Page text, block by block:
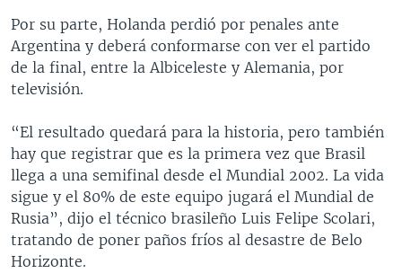
Por su parte, Holanda perdió por penales ante
Argentina y deberá conformarse con ver el partido
de la final, entre la Albiceleste y Alemania, por
televisión.
“El resultado quedará para la historia, pero también
hay que registrar que es la primera vez que Brasil
llega a una semifinal desde el Mundial 2002. La vida
sigue y el 80% de este equipo jugará el Mundial de
Rusia”, dijo el técnico brasileño Luis Felipe Scolari,
tratando de poner paños fríos al desastre de Belo
Horizonte.